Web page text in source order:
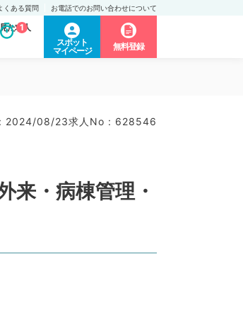
くある質問 お電話でのお問い合わせについて
た求人
1
スポット
マイページ
無料登録
2024/08/23求人No : 628546
・病棟管理・